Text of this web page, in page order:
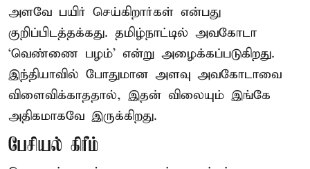
அளவே பயிர் செய்கிறார்கள் என்பது
குறிப்பிடத்தக்கது. தமிழ்நாட்டில் அவகோடா
‘வெண்ணை பழம்’ என்று அழைக்கப்படுகிறது.
இந்தியாவில் போதுமான அளவு அவகோடாவை
விளைவிக்காததால், இதன் விலையும் இங்கே
அதிகமாகவே இருக்கிறது.
பேசியல் கிரீம்